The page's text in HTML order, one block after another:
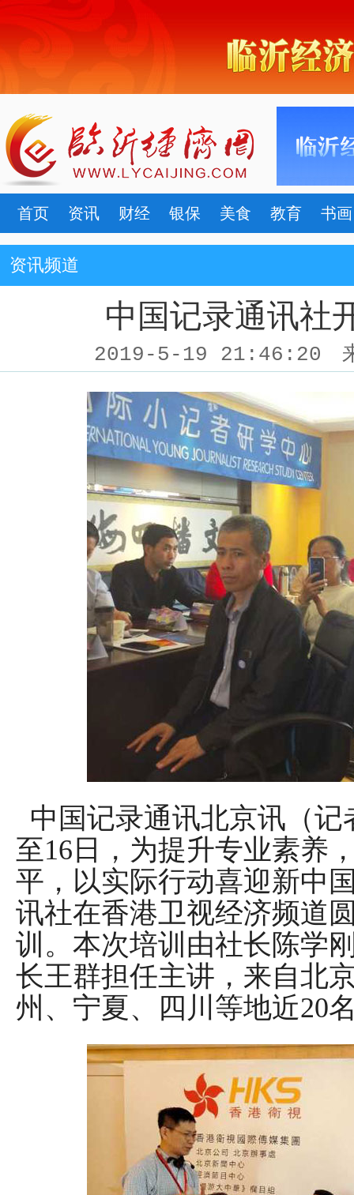
首页 资讯 财经 银保 美食 教育 书画
资讯频道
中国记录通讯社
2019-5-19 21:46:20
中国记录通讯北京讯（记
至16日，为提升专业素养
平，以实际行动喜迎新中
讯社在香港卫视经济频道
训。本次培训由社长陈学
长王群担任主讲，来自北
州、宁夏、四川等地近20